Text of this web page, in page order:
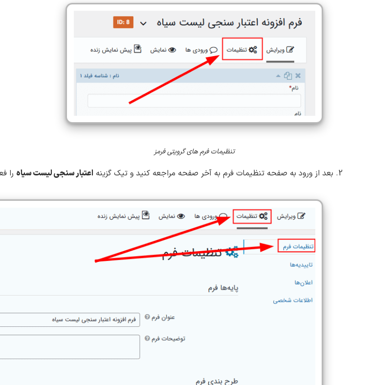
تنظیمات فرم های گرویتی فرمز
2. بعد از ورود به صفحه تنظیمات فرم به آخر صفحه مراجعه کنید و تیک گزینه اعتبار سنجی لیست سیاه را